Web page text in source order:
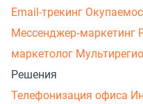
Email-трекинг
Мессенджер‑маркетинг
маркетолог
Решения
Телефонизация офиса